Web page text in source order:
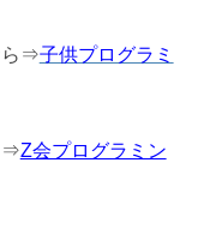
ら⇒子供プログラミ
⇒Z会プログラミン